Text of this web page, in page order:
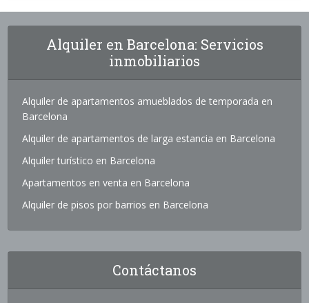
Alquiler en Barcelona: Servicios
inmobiliarios
Alquiler de apartamentos amueblados de temporada en
Barcelona
Alquiler de apartamentos de larga estancia en Barcelona
Alquiler turístico en Barcelona
Apartamentos en venta en Barcelona
Alquiler de pisos por barrios en Barcelona
Contáctanos